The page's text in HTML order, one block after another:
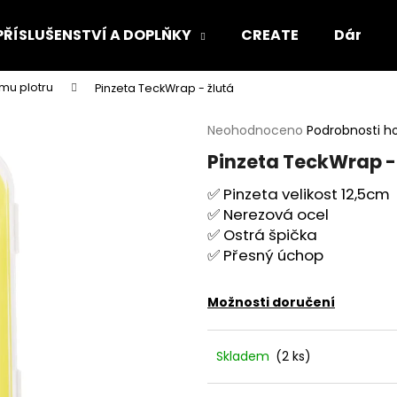
A DOPLŇKY CREATE
plotru Pinzeta TeckWrap - žlutá
Průměrné
produktu
0,0
z
5
hvězdiček.
Neohodnoceno Podrobnosti
Pinzeta TeckWrap
✅ Pinzeta velikost 12,5cm
✅ Nerezová ocel
✅ Ostrá špička
✅ Přesný úchop
Možnosti doručení
Skladem (2 ks)
Co potřebujete najít?
HLEDAT